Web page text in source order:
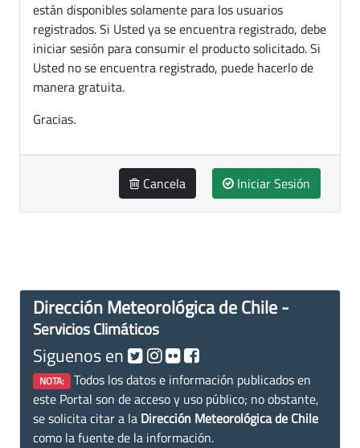
están disponibles solamente para los usuarios
registrados. Si Usted ya se encuentra registrado, debe
iniciar sesión para consumir el producto solicitado. Si
Usted no se encuentra registrado, puede hacerlo de
manera gratuita.
Gracias.
Cancela Iniciar Sesión
Dirección Meteorológica de Chile -
Servicios Climáticos
Siguenos en
NOTA: Todos los datos e información publicados en
este Portal son de acceso y uso público; no obstante,
se solicita citar a la Dirección Meteorológica de Chile
como la fuente de la información.